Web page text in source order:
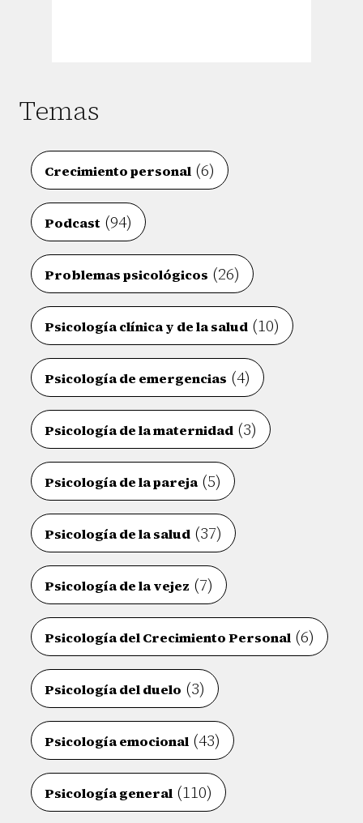
Temas
Crecimiento personal (6)
Podcast (94)
Problemas psicológicos (26)
Psicología clínica y de la salud (10)
Psicología de emergencias (4)
Psicología de la maternidad (3)
Psicología de la pareja(5)
Psicología de la salud (37)
Psicología de la vejez (7)
Psicología del Crecimiento Personal (6)
Psicología del duelo (3)
Psicología emocional (43)
Psicología general (110)